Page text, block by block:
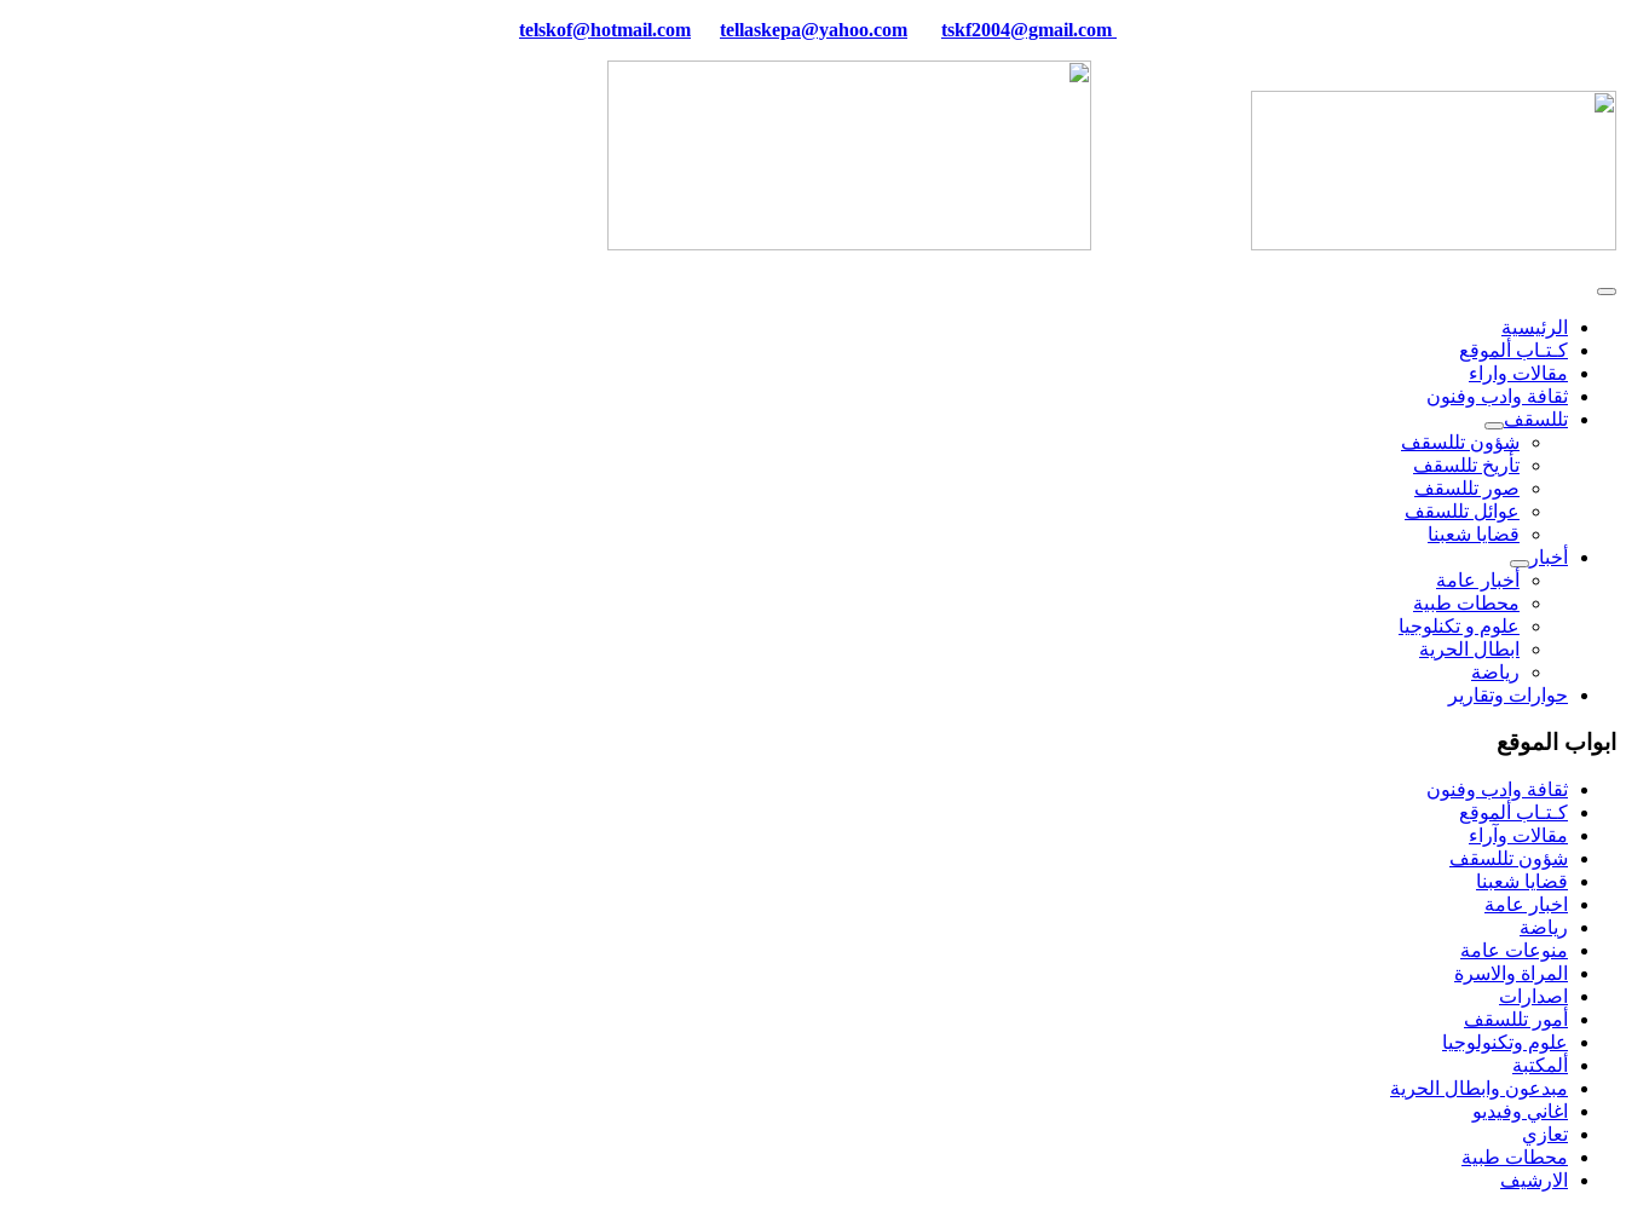
tellaskepa@yahoo.com tskf2004@gmail.com
الرئيسية
كـتـاب ألموقع
مقالات واراء
ثقافة وادب وفنون
تللسقف
شؤون تللسقف
تأريخ تللسقف
صور تللسقف
عوائل تللسقف
قضايا شعبنا
أخبار
أخبار عامة
محطات طبية
علوم و تکنلوجیا
ابطال الحرية
رياضة
حوارات وتقارير
ابواب الموقع
ثقافة وادب وفنون
كـتـاب ألموقع
مقالات وآراء
شؤون تللسقف
قضايا شعبنا
اخبار عامة
رياضة
منوعات عامة
المراة والاسرة
اصدارات
أمور تللسقف
علوم وتكنولوجيا
ألمكتبة
مبدعون وابطال الحرية
اغاني وفيديو
تعازي
محطات طبية
الارشيف